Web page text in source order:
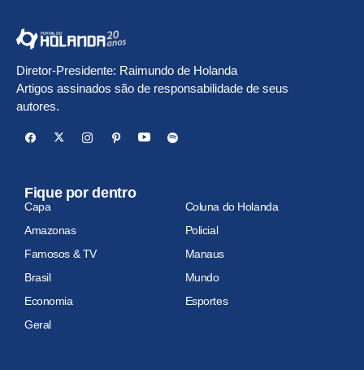
Diretor-Presidente: Raimundo de Holanda
Artigos assinados são de responsabilidade de seus
autores.
Fique por dentro
Capa
Coluna do Holanda
Amazonas
Policial
Famosos & TV
Manaus
Brasil
Mundo
Economia
Esportes
Geral